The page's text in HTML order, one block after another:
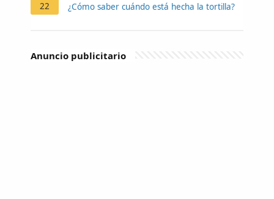
22 ¿Cómo saber cuándo está hecha la tortilla?
Anuncio publicitario